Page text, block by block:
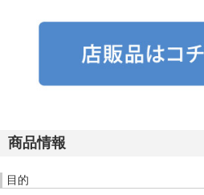
商品情報
目的